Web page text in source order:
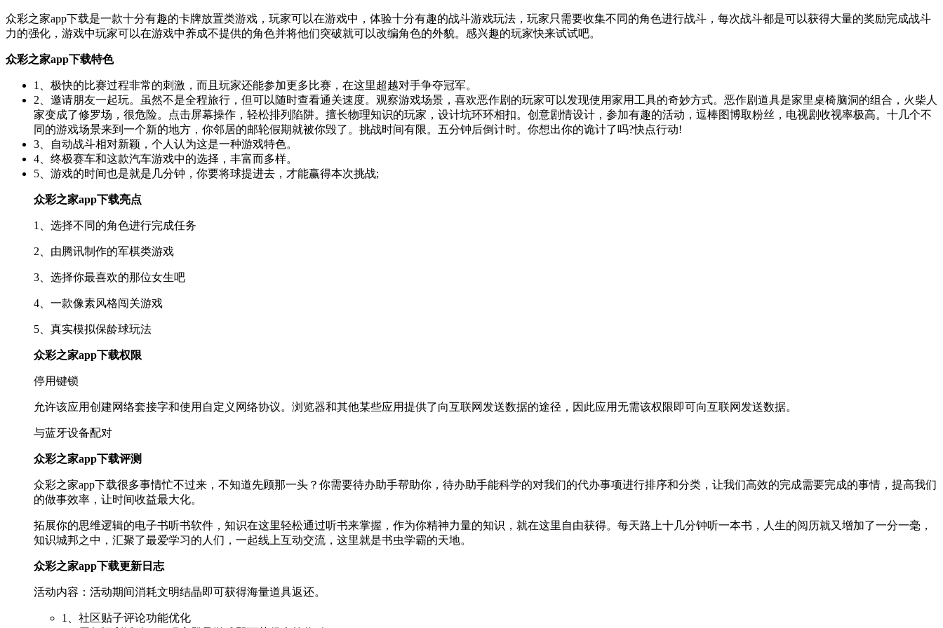
众彩之家app下载是一款十分有趣的卡牌放置类游戏，玩家可以在游戏中，体验十分有趣的战斗游戏玩法，玩家只需要收集不同的角色进行战斗，每次战斗都是可以获得大量的奖励完成战斗
力的强化，游戏中玩家可以在游戏中养成不提供的角色并将他们突破就可以改编角色的外貌。感兴趣的玩家快来试试吧。
众彩之家app下载特色
1、极快的比赛过程非常的刺激，而且玩家还能参加更多比赛，在这里超越对手争夺冠军。
2、邀请朋友一起玩。虽然不是全程旅行，但可以随时查看通关速度。观察游戏场景，喜欢恶作剧的玩家可以发现使用家用工具的奇妙方式。恶作剧道具是家里桌椅脑洞的组合，火柴人
家变成了修罗场，很危险。点击屏幕操作，轻松排列陷阱。擅长物理知识的玩家，设计坑环环相扣。创意剧情设计，参加有趣的活动，逗棒图博取粉丝，电视剧收视率极高。十几个不
同的游戏场景来到一个新的地方，你邻居的邮轮假期就被你毁了。挑战时间有限。五分钟后倒计时。你想出你的诡计了吗?快点行动!
3、自动战斗相对新颖，个人认为这是一种游戏特色。
4、终极赛车和这款汽车游戏中的选择，丰富而多样。
5、游戏的时间也是就是几分钟，你要将球提进去，才能赢得本次挑战;
众彩之家app下载亮点
1、选择不同的角色进行完成任务
2、由腾讯制作的军棋类游戏
3、选择你最喜欢的那位女生吧
4、一款像素风格闯关游戏
5、真实模拟保龄球玩法
众彩之家app下载权限
停用键锁
允许该应用创建网络套接字和使用自定义网络协议。浏览器和其他某些应用提供了向互联网发送数据的途径，因此应用无需该权限即可向互联网发送数据。
与蓝牙设备配对
众彩之家app下载评测
众彩之家app下载很多事情忙不过来，不知道先顾那一头？你需要待办助手帮助你，待办助手能科学的对我们的代办事项进行排序和分类，让我们高效的完成需要完成的事情，提高我们
的做事效率，让时间收益最大化。
拓展你的思维逻辑的电子书听书软件，知识在这里轻松通过听书来掌握，作为你精神力量的知识，就在这里自由获得。每天路上十几分钟听一本书，人生的阅历就又增加了一分一毫，
知识城邦之中，汇聚了最爱学习的人们，一起线上互动交流，这里就是书虫学霸的天地。
众彩之家app下载更新日志
活动内容：活动期间消耗文明结晶即可获得海量道具返还。
1、社区贴子评论功能优化